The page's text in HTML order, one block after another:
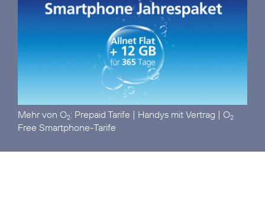
Mehr von O2: Prepaid Tarife | Handys mit Vertrag | O2
Free Smartphone-Tarife